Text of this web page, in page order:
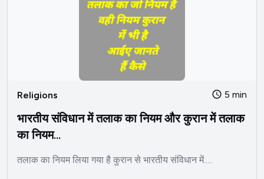
Religions 5 min
भारतीय संविधान में तलाक का नियम और कुरान में तलाक
का नियम...
तलाक का नियम लिया गया है कुरान से भारतीय संविधान में.....